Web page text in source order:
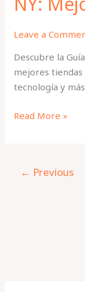
Leave a
Descubre la
mejores tiendas
tecnología y
Read More »
← Previous